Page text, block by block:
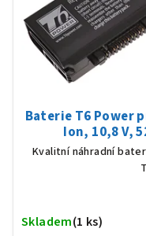
Baterie T6 Power
Ion, 10,8 V,
Kvalitní náhradní
Skladem(1 ks)